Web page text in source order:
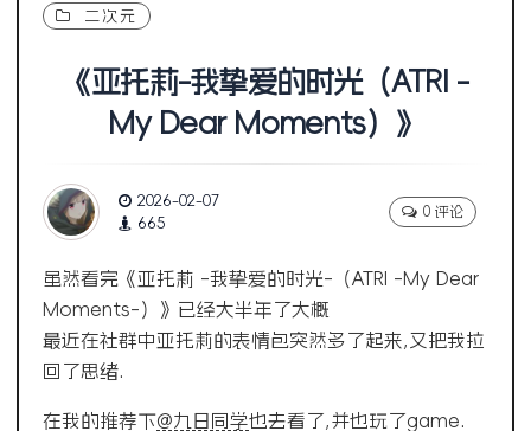
二次元
《亚托莉-我挚爱的时光（ATRI -
My Dear Moments）》
2026-02-07
665
0 评论
虽然看完《亚托莉 -我挚爱的时光-（ATRI -My Dear
Moments-）》已经大半年了大概
最近在社群中亚托莉的表情包突然多了起来,又把我拉
回了思绪.
在我的推荐下@九日同学也去看了,并也玩了game.